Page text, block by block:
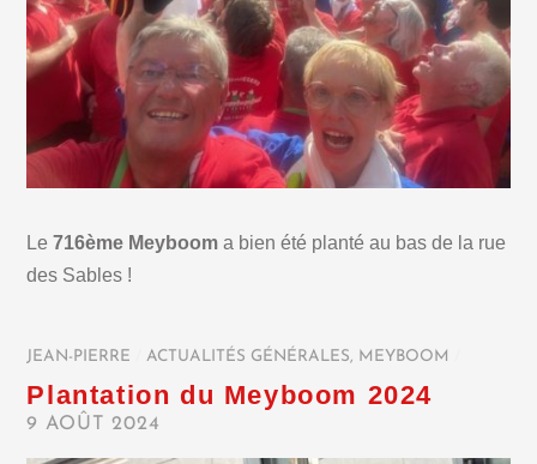
Le716ème Meyboom a bien été planté au bas de la rue
des Sables !
JEAN-PIERRE ACTUALITÉS GÉNÉRALES, MEYBOOM
Plantation du Meyboom 2024
9 AOÛT 2024